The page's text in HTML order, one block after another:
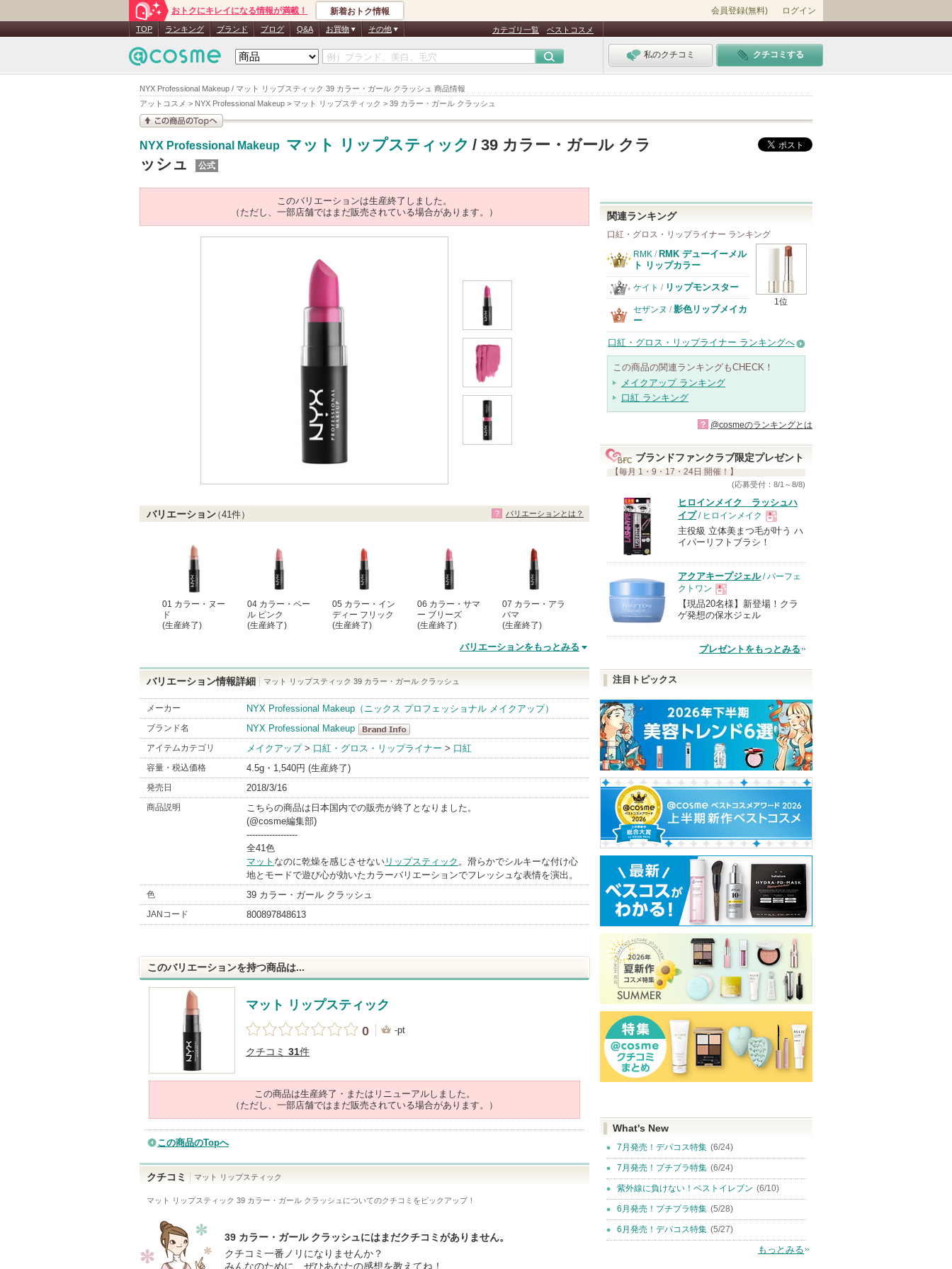
NYX Professional Makeup / マット リップスティック 39 カラー・ガール クラッシュ 商品情報
アットコスメ > NYX Professional Makeup > マット リップスティック > 39 カラー・ガール クラッシュ
おトクにキレイになる情報が満載！ 新着おトク情報 会員登録(無料) ログイン
TOP ランキング ブランド ブログ Q&A お買物 その他 カテゴリ一覧 ベストコスメ
私のクチコミ クチコミする
NYX Professional Makeup マット リップスティック / 39 カラー・ガール クラ
ッシュ
公式
このバリエーションは生産終了しました。
（ただし、一部店舗ではまだ販売されている場合があります。）
バリエーション（41件）
01 カラー・ヌー
ド
(生産終了)
04 カラー・ペー
ル ピンク
(生産終了)
05 カラー・イン
ディー フリック
(生産終了)
06 カラー・サマ
ー ブリーズ
(生産終了)
07 カラー・アラ
バマ
(生産終了)
バリエーションをもっとみる
バリエーションとは？
バリエーション情報詳細 マット リップスティック 39 カラー・ガール クラッシュ
メーカー NYX Professional Makeup（ニックス プロフェッショナル メイクアップ）
ブランド名
NYX Professional Makeup
NYX
Professional
Makeup
BrandInfo
アイテムカテゴリ メイクアップ> 口紅・グロス・リップライナー > 口紅
容量・税込価格 4.5g・1,540円 (生産終了)
発売日 2018/3/16
商品説明
こちらの商品は日本国内での販売が終了となりました。
(@cosme編集部)
------------------
全41色
マット なのに乾燥を感じさせない リップスティック 。滑らかでシルキーな付け心
地とモードで遊び心が効いたカラーバリエーションでフレッシュな表情を演出。
色 39 カラー・ガール クラッシュ
JANコード 800897848613
このバリエーションを持つ商品は...
マット リップスティック
0
-pt
クチコミ 31件
この商品は生産終了・またはリニューアルしました。
（ただし、一部店舗ではまだ販売されている場合があります。）
この商品のTopへ
クチコミ マット リップスティック
マット リップスティック 39 カラー・ガール クラッシュ についてのクチコミをピックアップ！
39 カラー・ガール クラッシュにはまだクチコミがありません。
クチコミ一番ノリになりませんか？
みんなのために、ぜひあなたの感想を教えてね！
関連ランキング
口紅・グロス・リップライナー ランキング
1位
RMK / RMK デューイーメル
ト リップカラー
ケイト / リップモンスター
セザンヌ / 影色リップメイカ
ー
口紅・グロス・リップライナー ランキングへ
この商品の関連ランキングもCHECK！
メイクアップ ランキング
口紅 ランキング
? @cosmeのランキングとは
ブランドファンクラブ限定プレゼント
【毎月 1・9・17・24日 開催！】
(応募受付：8/1～8/8)
ヒロインメイク ラッシュハ
イプ/ ヒロインメイク
現
品
主役級 立体美まつ毛が叶う ハ
イパーリフトブラシ！
アクアキープジェル/ パーフェ
クトワン
現
品
【現品20名様】新登場！クラ
ゲ発想の保水ジェル
プレゼントをもっとみる
注目トピックス
What's New
7月発売！デパコス特集 (6/24)
7月発売！プチプラ特集 (6/24)
紫外線に負けない！ベストイレブン (6/10)
6月発売！プチプラ特集 (5/28)
6月発売！デパコス特集 (5/27)
もっとみる